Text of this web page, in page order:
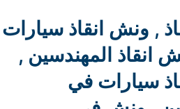
, ونش انقاذ سيارات
انقاذ المهندسين ,
سيارات في